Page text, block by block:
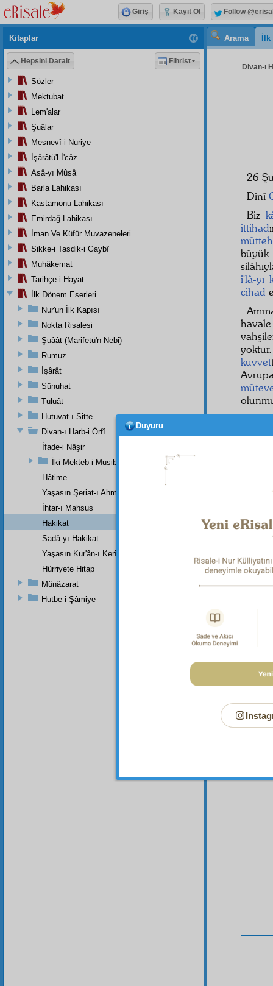
Arama
Divan-ı
26
Dinî
Biz
ittihad
i'lâ-yı
cihad
kuvvet
Kitaplar
Hepsini Daralt Fihrist
Sözler
Mektubat
Lem'alar
Şuâlar
Mesnevî-i Nuriye
İşârâtü'l-İ'câz
Asâ-yı Mûsâ
Barla Lahikası
Kastamonu Lahikası
Emirdağ Lahikası
İman Ve Küfür Muvazeneleri
Sikke-i Tasdik-i Gaybî
Muhâkemat
Tarihçe-i Hayat
İlk Dönem Eserleri
Nur'un İlk Kapısı
Nokta Risalesi
Şuâât (Marifetü'n-Nebi)
Rumuz
İşârât
Sünuhat
Tuluât
Hutuvat-ı Sitte
Divan-ı Harb-i Örfî
İfade-i Nâşir
İki Mekteb-i Musibetin Şehadetnamesi
Hâtime
Yaşasın Şeriat-ı Ahmedî (a.s.m.)
İhtar-ı Mahsus
Hakikat
Sadâ-yı Hakikat
Yaşasın Kur'ân-ı Kerîmin Kanûn-u Esasîleri
Hürriyete Hitap
Münâzarat
Hutbe-i Şâmiye
Giriş Kayıt Ol Follow
Duyuru